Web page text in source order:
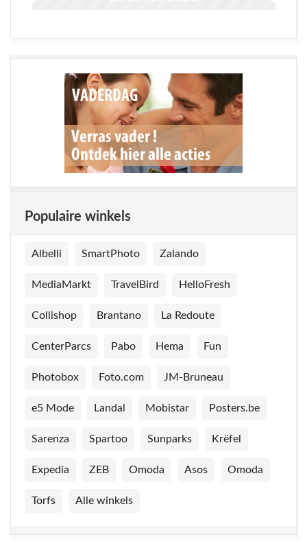
Populaire winkels
Albelli SmartPhoto Zalando
MediaMarkt TravelBird HelloFresh
Collishop Brantano La Redoute
CenterParcs Pabo Hema Fun
Photobox Foto.com JM-Bruneau
e5 Mode Landal Mobistar Posters.be
Sarenza Spartoo Sunparks Krëfel
Expedia ZEB Omoda Asos Omoda
Torfs Alle winkels